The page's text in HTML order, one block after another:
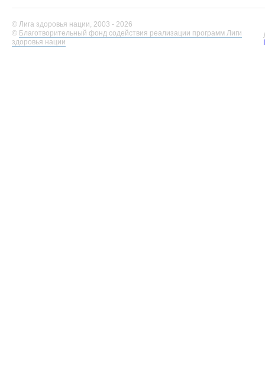
© Лига здоровья нации, 2003 - 2026
© Благотворительный фонд содействия реализации программ Лиги
здоровья нации